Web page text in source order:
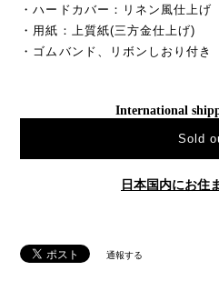
・ハードカバー：リネン風仕上げ
・用紙：上質紙(三方金仕上げ)
・ゴムバンド、リボンしおり付き
International
Sold
日本国内にお住
通報する